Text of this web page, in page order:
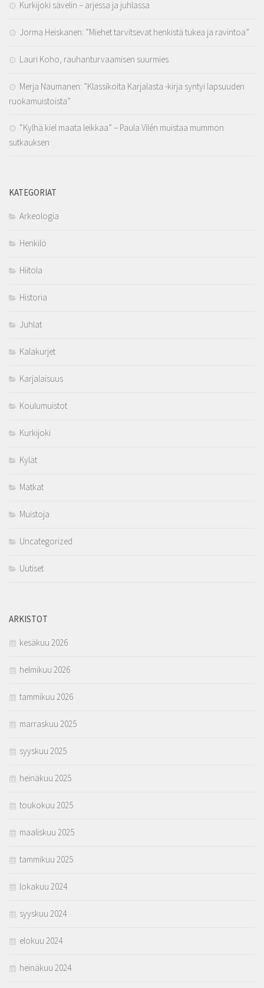
Kurkijoki sävelin – arjessa ja juhlassa
Jorma Heiskanen: ”Miehet tarvitsevat henkistä tukea ja ravintoa”
Lauri Koho, rauhanturvaamisen suurmies
Merja Naumanen: ”Klassikoita Karjalasta -kirja syntyi lapsuuden
ruokamuistoista”
“Kylhä kiel maata leikkaa” – Paula Vilén muistaa mummon
sutkauksen
KATEGORIAT
Arkeologia
Henkilö
Hiitola
Historia
Juhlat
Kalakurjet
Karjalaisuus
Koulumuistot
Kurkijoki
Kylät
Matkat
Muistoja
Uncategorized
Uutiset
ARKISTOT
kesäkuu 2026
helmikuu 2026
tammikuu 2026
marraskuu 2025
syyskuu 2025
heinäkuu 2025
toukokuu 2025
maaliskuu 2025
tammikuu 2025
lokakuu 2024
syyskuu 2024
elokuu 2024
heinäkuu 2024